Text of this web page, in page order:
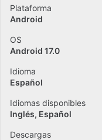
Plataforma
Android
OS
Android 17.0
Idioma
Español
Idiomas disponibles
Inglés Español
Descargas